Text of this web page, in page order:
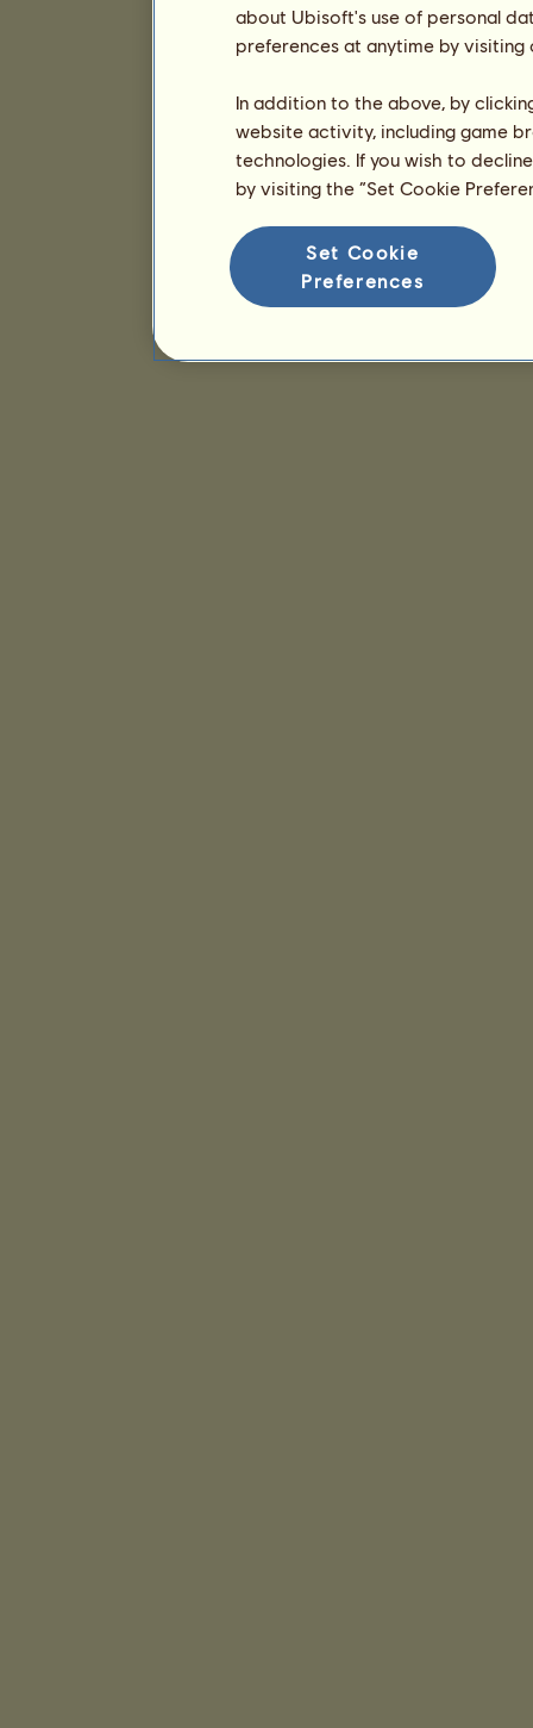
about Ubisoft's use of personal
preferences at anytime by
In addition to the above, by
website activity, including game
technologies. If you wish to
by visiting the “Set Cookie
Set Cookie
Preferences